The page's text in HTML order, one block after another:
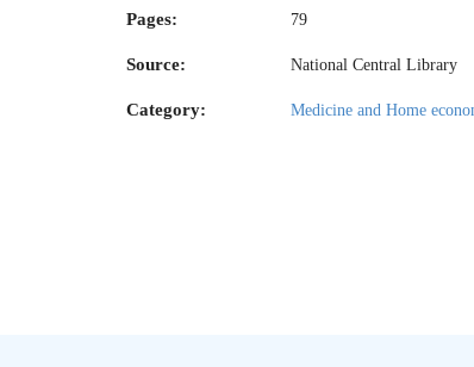
Pages: 79
Source: National Central Library
Category: Medicine and Home